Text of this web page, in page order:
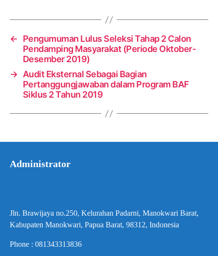
←
Pengumuman Lulus Seleksi Tahap 2 Calon
Pendamping Masyarakat (Periode Oktober-
Desember 2019)
→ Audit Eksternal Sebagai Bagian
Pertanggungjawaban dalam Program BAF
Siklus 2 Tahun 2019
Administrator
Jln. Brawijaya no.250, Kelurahan Padarni, Manokwari Barat,
Kabupaten Manokwari, Papua Barat, 98312, Indonesia
Phone : 081343313836